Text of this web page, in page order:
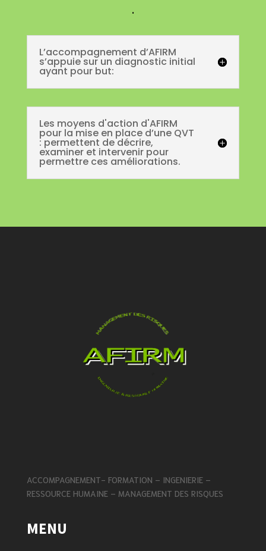
.
L’accompagnement d’AFIRM
s’appuie sur un diagnostic initial
ayant pour but:
Les moyens d'action d'AFIRM
pour la mise en place d’une QVT
: permettent de décrire,
examiner et intervenir pour
permettre ces améliorations.
ACCOMPAGNEMENT- FORMATION – INGENIERIE –
RESSOURCE HUMAINE – MANAGEMENT DES RISQUES
MENU